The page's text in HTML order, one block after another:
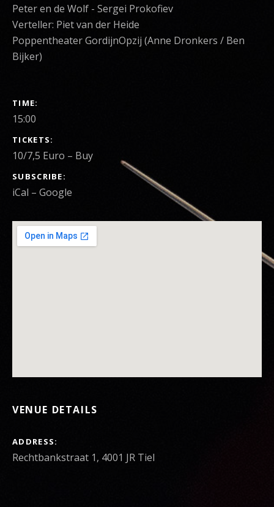
Peter en de Wolf - Sergei Prokofiev
Verteller: Piet van der Heide
Poppentheater GordijnOpzij (Anne Dronkers / Ben
Bijker)
GIG DETAILS
TIME
15:00
TICKETS
10/7,5 Euro – Buy
SUBSCRIBE
iCal Google
VENUE DETAILS
ADDRESS